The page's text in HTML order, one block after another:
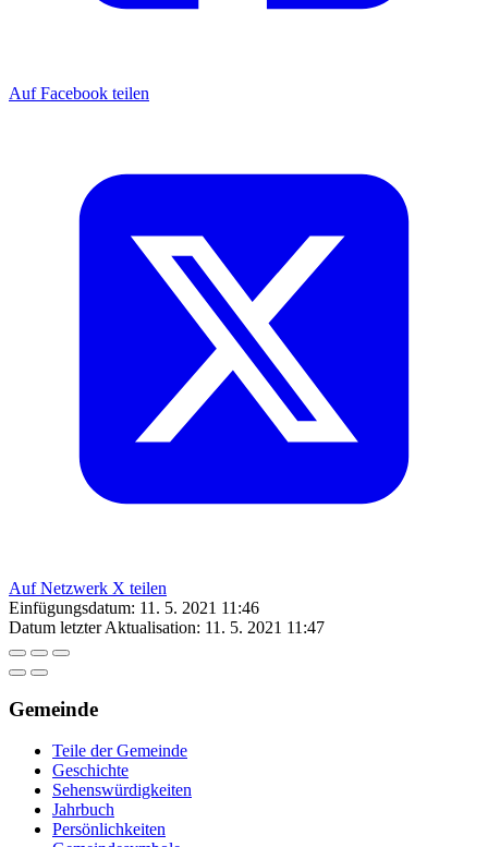
Auf Facebook teilen
Auf Netzwerk X teilen
Einfügungsdatum: 11. 5. 2021 11:46
Datum letzter Aktualisation: 11. 5. 2021 11:47
Gemeinde
Teile der Gemeinde
Geschichte
Sehenswürdigkeiten
Jahrbuch
Persönlichkeiten